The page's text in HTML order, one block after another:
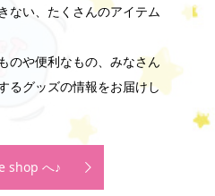
ない、たくさんのアイテム
のや便利なもの、みなさん
るグッズの情報をお届けし
shop へ♪